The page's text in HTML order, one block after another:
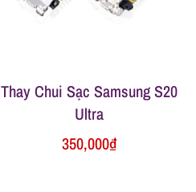
Thay Chui Sạc Samsung S20
Ultra
350,000₫